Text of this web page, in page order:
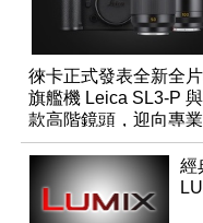
徠卡正式發表全新全
旗艦機 Leica SL3-P
款高階鏡頭，迎向專
音全方位演進
經